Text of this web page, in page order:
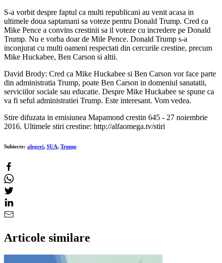
S-a vorbit despre faptul ca multi republicani au venit acasa in
ultimele doua saptamani sa voteze pentru Donald Trump. Cred ca
Mike Pence a convins crestinii sa il voteze cu incredere pe Donald
Trump. Nu e vorba doar de Mile Pence. Donald Trump s-a
inconjurat cu multi oameni respectati din cercurile crestine, precum
Mike Huckabee, Ben Carson si altii.
David Brody: Cred ca Mike Huckabee si Ben Carson vor face parte
din administratia Trump, poate Ben Carson in domeniul sanatatii,
serviciilor sociale sau educatie. Despre Mike Huckabee se spune ca
va fi seful administratiei Trump. Este interesant. Vom vedea.
Stire difuzata in emisiunea Mapamond crestin 645 - 27 noiembrie
2016. Ultimele stiri crestine: http://alfaomega.tv/stiri
Subiecte: alegeri, SUA, Trump
Articole similare